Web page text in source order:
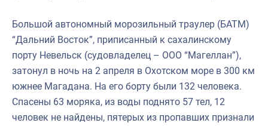
Большой автономный морозильный траулер (БАТМ)
“Дальний Восток”, приписанный к сахалинскому
порту Невельск (судовладелец – ООО “Магеллан”),
затонул в ночь на 2 апреля в Охотском море в 300 км
южнее Магадана. На его борту были 132 человека.
Спасены 63 моряка, из воды поднято 57 тел, 12
человек не найдены, пятерых из пропавших признали